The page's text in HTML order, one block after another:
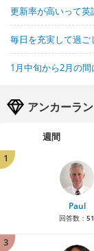
更新率が高いって英
毎日を充実して過ご
1月中旬から2月の
アンカーラ
週間
1
Paul
回答数： 51
3